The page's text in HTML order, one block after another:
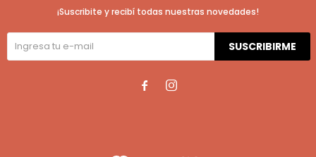
¡Suscribite y recibí todas nuestras novedades!
SUSCRIBIRME
 